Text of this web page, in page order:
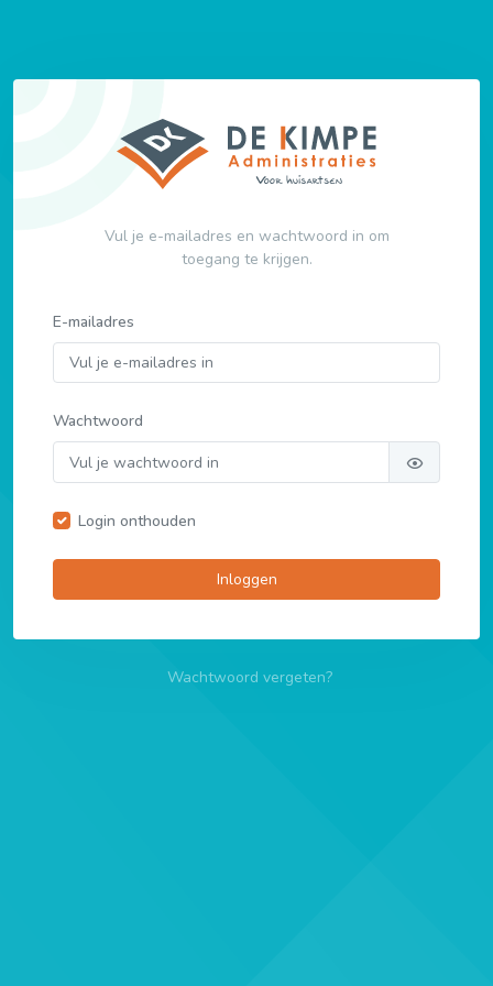
Vul je e-mailadres en wachtwoord in om
toegang te krijgen.
E-mailadres
Wachtwoord
Login onthouden
Inloggen
Wachtwoord vergeten?